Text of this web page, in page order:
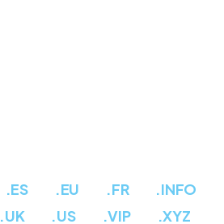
.ES .EU .FR .INFO
.UK .US .VIP .XYZ